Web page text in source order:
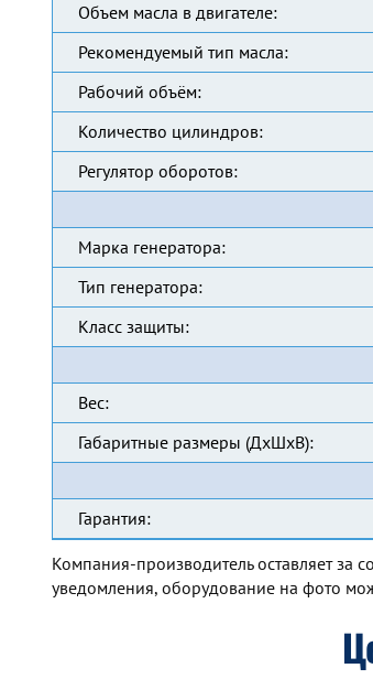
Объем масла в двигателе:
Рекомендуемый тип масла:
Рабочий объём:
Количество цилиндров:
Регулятор оборотов:
Марка генератора:
Тип генератора:
Класс защиты:
Вес:
Габаритные размеры (ДхШхВ):
Гарантия:
Компания-производитель оставляет за
уведомления, оборудование на фото